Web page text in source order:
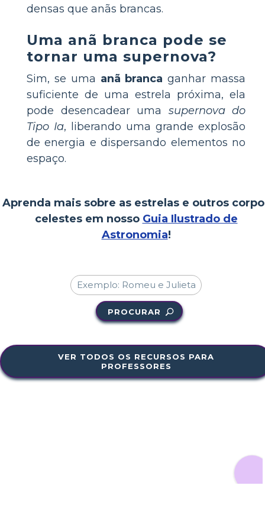
densas que anãs brancas.
Uma anã branca pode se
tornar uma supernova?
Sim, se uma anã branca ganhar massa
suficiente de uma estrela próxima, ela
pode desencadear uma supernova do
Tipo Ia, liberando uma grande explosão
de energia e dispersando elementos no
espaço.
Aprenda mais sobre as estrelas e outros
celestes em nosso Guia Ilustrado de
Astronomia!
PROCURAR
VER TODOS OS RECURSOS PARA
PROFESSORES